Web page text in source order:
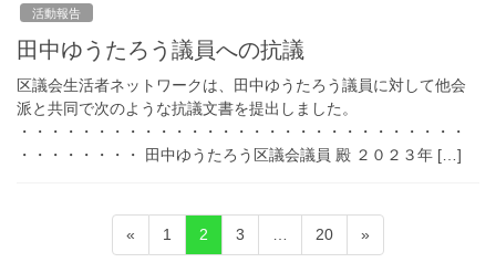
活動報告
田中ゆうたろう議員への抗議
区議会生活者ネットワークは、田中ゆうたろう議員に対して他会
派と共同で次のような抗議文書を提出しました。
・・・・・・・・・・・・・・・・・・・・・・・・・・・・・
・・・・・・・・ 田中ゆうたろう区議会議員 殿 ２０２３年 […]
«
ペ
ー
1
ペ
ー
2
ペ
ー
3
ペ
ー
20 »